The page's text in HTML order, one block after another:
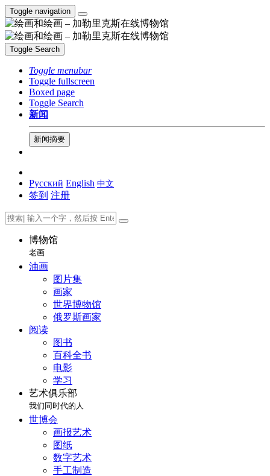
Toggle navigation
Toggle Search
Toggle menubar
Toggle fullscreen
Boxed page
Toggle Search
新闻
新闻摘要
Русский English 中文
签到 注册
博物馆
老画
油画
图片集
画家
世界博物馆
俄罗斯画家
阅读
图书
百科全书
电影
学习
艺术俱乐部
我们同时代的人
世博会
画报艺术
图纸
数字艺术
手工制造